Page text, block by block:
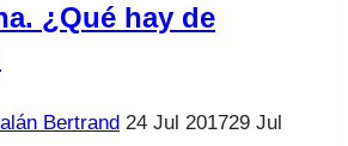
¿Qué hay de
Bertrand 24 Jul 201729 Jul